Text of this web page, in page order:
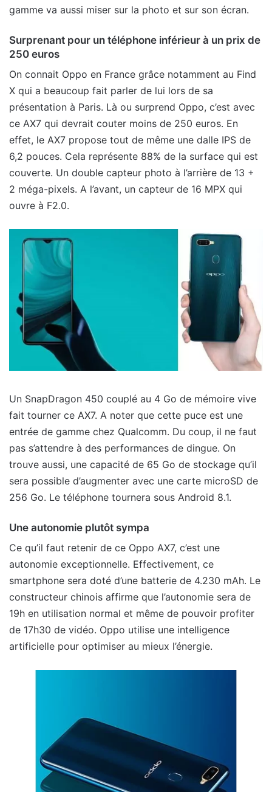
gamme va aussi miser sur la photo et sur son écran.
Surprenant pour un téléphone inférieur à un prix de
250 euros
On connait Oppo en France grâce notamment au Find
X qui a beaucoup fait parler de lui lors de sa
présentation à Paris. Là ou surprend Oppo, c’est avec
ce AX7 qui devrait couter moins de 250 euros. En
effet, le AX7 propose tout de même une dalle IPS de
6,2 pouces. Cela représente 88% de la surface qui est
couverte. Un double capteur photo à l’arrière de 13 +
2 méga-pixels. A l’avant, un capteur de 16 MPX qui
ouvre à F2.0.
Un SnapDragon 450 couplé au 4 Go de mémoire vive
fait tourner ce AX7. A noter que cette puce est une
entrée de gamme chez Qualcomm. Du coup, il ne faut
pas s’attendre à des performances de dingue. On
trouve aussi, une capacité de 65 Go de stockage qu’il
sera possible d’augmenter avec une carte microSD de
256 Go. Le téléphone tournera sous Android 8.1.
Une autonomie plutôt sympa
Ce qu’il faut retenir de ce Oppo AX7, c’est une
autonomie exceptionnelle. Effectivement, ce
smartphone sera doté d’une batterie de 4.230 mAh. Le
constructeur chinois affirme que l’autonomie sera de
19h en utilisation normal et même de pouvoir profiter
de 17h30 de vidéo. Oppo utilise une intelligence
artificielle pour optimiser au mieux l’énergie.